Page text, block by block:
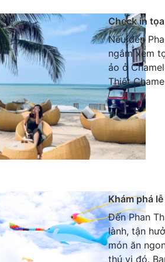
Check in
Nếu đến
ngắm xem
ảo ở
Thiết
Khám phá
Đến Phan
lành, tận
món ăn
thú vị đó.